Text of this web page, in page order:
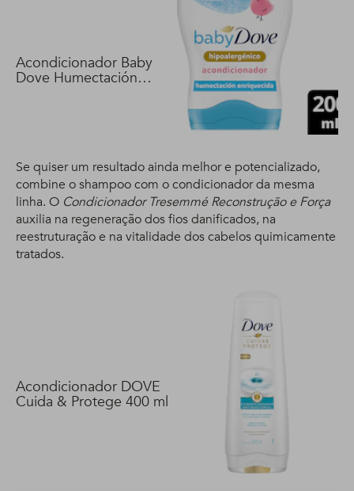
Acondicionador Baby
Dove Humectación
Se quiser um resultado ainda melhor e potencializado,
combine o shampoo com o condicionador da mesma
linha. O Condicionador Tresemmé Reconstrução e Força
auxilia na regeneração dos fios danificados, na
reestruturação e na vitalidade dos cabelos quimicamente
tratados.
Acondicionador DOVE
Cuida & Protege 400 ml